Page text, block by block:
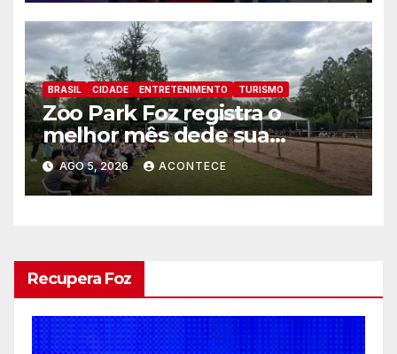
BRASIL CIDADE ENTRETENIMENTO TURISMO
Zoo Park Foz registra o
melhor mês dede sua
inauguração
AGO 5, 2026 ACONTECE
Recupera Foz